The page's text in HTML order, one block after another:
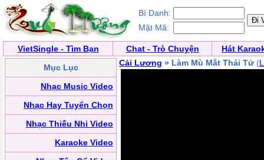
Bí Danh:
Mật Mã:
VietSingle - Tìm Bạn Chat - Trò Chuyện
Hát
Mục Lục
Nhạc Music Video
Nhạc Hay Tuyển Chọn
Nhạc Thiếu Nhi Video
Karaoke Video
Cải Lương » Làm Mù Mắt Thái Tử(